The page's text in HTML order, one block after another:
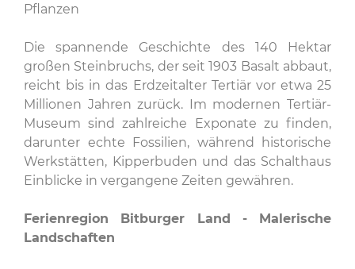
Pflanzen
Die spannende Geschichte des 140 Hektar
großen Steinbruchs, der seit 1903 Basalt abbaut,
reicht bis in das Erdzeitalter Tertiär vor etwa 25
Millionen Jahren zurück. Im modernen Tertiär-
Museum sind zahlreiche Exponate zu finden,
darunter echte Fossilien, während historische
Werkstätten, Kipperbuden und das Schalthaus
Einblicke in vergangene Zeiten gewähren.
Ferienregion Bitburger Land - Malerische
Landschaften